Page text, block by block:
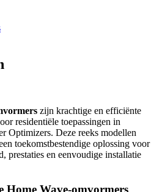
zijn krachtige en efficiënte
residentiële toepassingen in
Optimizers. Deze reeks modellen
toekomstbestendige oplossing voor
prestaties en eenvoudige installatie
Home Wave-omvormers